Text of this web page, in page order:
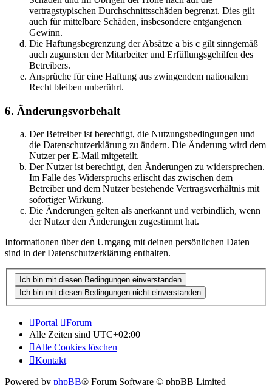
vertragstypischen Durchschnittsschäden begrenzt. Dies gilt
auch für mittelbare Schäden, insbesondere entgangenen
Gewinn.
Die Haftungsbegrenzung der Absätze a bis c gilt sinngemäß
auch zugunsten der Mitarbeiter und Erfüllungsgehilfen des
Betreibers.
Ansprüche für eine Haftung aus zwingendem nationalem
Recht bleiben unberührt.
6. Änderungsvorbehalt
Der Betreiber ist berechtigt, die Nutzungsbedingungen und
die Datenschutzerklärung zu ändern. Die Änderung wird dem
Nutzer per E-Mail mitgeteilt.
Der Nutzer ist berechtigt, den Änderungen zu widersprechen.
Im Falle des Widerspruchs erlischt das zwischen dem
Betreiber und dem Nutzer bestehende Vertragsverhältnis mit
sofortiger Wirkung.
Die Änderungen gelten als anerkannt und verbindlich, wenn
der Nutzer den Änderungen zugestimmt hat.
Informationen über den Umgang mit deinen persönlichen Daten
sind in der Datenschutzerklärung enthalten.
Portal
Forum
Alle Zeiten sind UTC+02:00
Alle Cookies löschen
Kontakt
Powered by phpBB® Forum Software © phpBB Limited